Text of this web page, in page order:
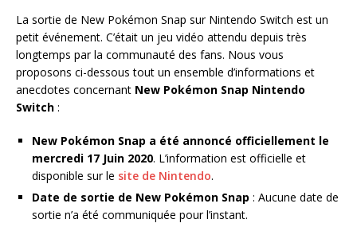
La sortie de New Pokémon Snap sur Nintendo Switch est un
petit événement. C’était un jeu vidéo attendu depuis très
longtemps par la communauté des fans. Nous vous
proposons ci-dessous tout un ensemble d’informations et
anecdotes concernant New Pokémon Snap Nintendo
Switch :
New Pokémon Snap a été annoncé officiellement le
mercredi 17 Juin 2020. L’information est officielle et
disponible sur le site de Nintendo.
Date de sortie de New Pokémon Snap : Aucune date de
sortie n’a été communiquée pour l’instant.